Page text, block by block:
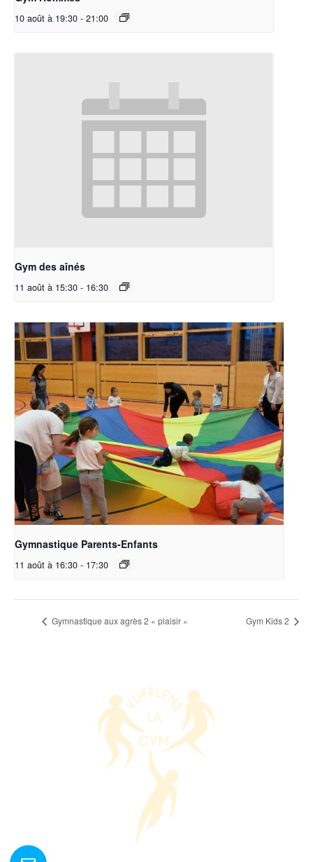
10 août à 19:30 - 21:00
Gym des aînés
11 août à 15:30 - 16:30
Gymnastique Parents-Enfants
11 août à 16:30 - 17:30
Gymnastique aux agrès 2 « plaisir » Gym Kids 2